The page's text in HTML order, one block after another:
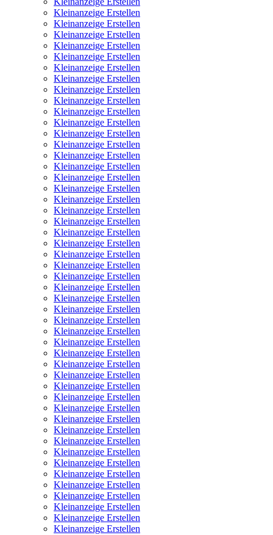
Kleinanzeige Erstellen
Kleinanzeige Erstellen
Kleinanzeige Erstellen
Kleinanzeige Erstellen
Kleinanzeige Erstellen
Kleinanzeige Erstellen
Kleinanzeige Erstellen
Kleinanzeige Erstellen
Kleinanzeige Erstellen
Kleinanzeige Erstellen
Kleinanzeige Erstellen
Kleinanzeige Erstellen
Kleinanzeige Erstellen
Kleinanzeige Erstellen
Kleinanzeige Erstellen
Kleinanzeige Erstellen
Kleinanzeige Erstellen
Kleinanzeige Erstellen
Kleinanzeige Erstellen
Kleinanzeige Erstellen
Kleinanzeige Erstellen
Kleinanzeige Erstellen
Kleinanzeige Erstellen
Kleinanzeige Erstellen
Kleinanzeige Erstellen
Kleinanzeige Erstellen
Kleinanzeige Erstellen
Kleinanzeige Erstellen
Kleinanzeige Erstellen
Kleinanzeige Erstellen
Kleinanzeige Erstellen
Kleinanzeige Erstellen
Kleinanzeige Erstellen
Kleinanzeige Erstellen
Kleinanzeige Erstellen
Kleinanzeige Erstellen
Kleinanzeige Erstellen
Kleinanzeige Erstellen
Kleinanzeige Erstellen
Kleinanzeige Erstellen
Kleinanzeige Erstellen
Kleinanzeige Erstellen
Kleinanzeige Erstellen
Kleinanzeige Erstellen
Kleinanzeige Erstellen
Kleinanzeige Erstellen
Kleinanzeige Erstellen
Kleinanzeige Erstellen